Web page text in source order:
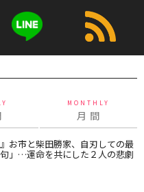
MONTHLY
月 間
』お市と柴田勝家、自刃しての最
」…運命を共にした２人の悲劇